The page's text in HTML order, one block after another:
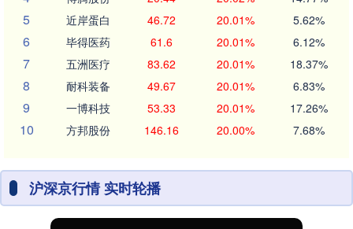
5 近岸蛋白 46.72 20.01% 5.62%
6 毕得医药 61.6 20.01% 6.12%
7 五洲医疗 83.62 20.01% 18.37%
8 耐科装备 49.67 20.01% 6.83%
9 一博科技 53.33 20.01% 17.26%
10 方邦股份 146.16 20.00% 7.68%
沪深京行情 实时轮播